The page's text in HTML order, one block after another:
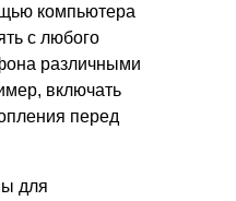
компьютера
с любого
различными
включать
перед
для